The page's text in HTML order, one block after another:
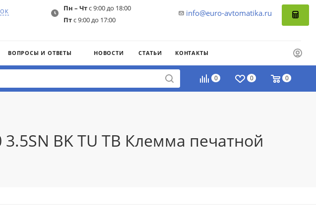
info@euro-avtomatika.ru
Пн – Чтс 9:00 до 18:00
Птс 9:00 до 17:00
ВОПРОСЫ И ОТВЕТЫ НОВОСТИ СТАТЬИ КОНТАКТЫ
0 0 0
BK TU TB Клемма печатной